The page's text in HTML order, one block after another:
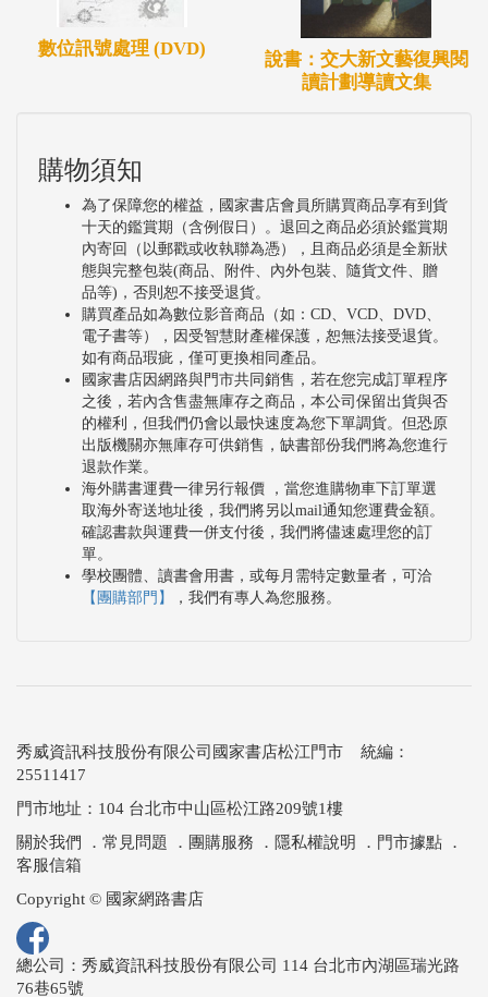
數位訊號處理 (DVD)
說書：交大新文藝復興閱
讀計劃導讀文集
購物須知
為了保障您的權益，國家書店會員所購買商品享有到貨
十天的鑑賞期（含例假日）。退回之商品必須於鑑賞期
內寄回（以郵戳或收執聯為憑），且商品必須是全新狀
態與完整包裝(商品、附件、內外包裝、隨貨文件、贈
品等)，否則恕不接受退貨。
購買產品如為數位影音商品（如：CD、VCD、DVD、
電子書等），因受智慧財產權保護，恕無法接受退貨。
如有商品瑕疵，僅可更換相同產品。
國家書店因網路與門市共同銷售，若在您完成訂單程序
之後，若內含售盡無庫存之商品，本公司保留出貨與否
的權利，但我們仍會以最快速度為您下單調貨。但恐原
出版機關亦無庫存可供銷售，缺書部份我們將為您進行
退款作業。
海外購書運費一律另行報價 ，當您進購物車下訂單選
取海外寄送地址後，我們將另以mail通知您運費金額。
確認書款與運費一併支付後，我們將儘速處理您的訂
單。
學校團體、讀書會用書，或每月需特定數量者，可洽
【團購部門】
，我們有專人為您服務。
秀威資訊科技股份有限公司國家書店松江門市 統編：
25511417
門市地址：104 台北市中山區松江路209號1樓
關於我們
． 常見問題 ． 團購服務 ． 隱私權說明 ． 門市據點 ．
客服信箱
Copyright © 國家網路書店
總公司：秀威資訊科技股份有限公司 114 台北市內湖區瑞光路
76巷65號